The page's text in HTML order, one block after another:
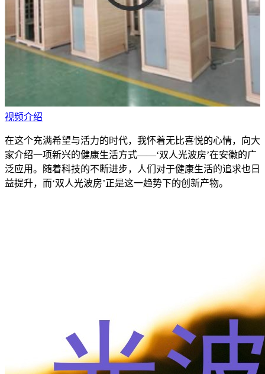
视频介绍
在这个充满希望与活力的时代，我怀着无比喜悦的心情，向大
家介绍一项新兴的健康生活方式——‘双人光波房’在安徽的广
泛应用。随着科技的不断进步，人们对于健康生活的追求也日
益提升，而‘双人光波房’正是这一趋势下的创新产物。